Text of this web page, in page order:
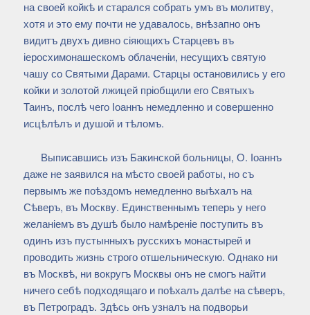
на своей койкѣ и старался собрать умъ въ молитву,
хотя и это ему почти не удавалось, внѣзапно онъ
видитъ двухъ дивно сіяющихъ Старцевъ въ
іеросхимонашескомъ облаченіи, несущихъ святую
чашу со Святыми Дарами. Старцы остановились у его
койки и золотой лжицей пріобщили его Святыхъ
Таинъ, послѣ чего Іоаннъ немедленно и совершенно
исцѣлѣлъ и душой и тѣломъ.
Выписавшись изъ Бакинской больницы, О. Іоаннъ
даже не заявился на мѣсто своей работы, но съ
первымъ же поѣздомъ немедленно выѣхалъ на
Сѣверъ, въ Москву. Единственнымъ теперь у него
желаніемъ въ душѣ было намѣреніе поступить въ
одинъ изъ пустынныхъ русскихъ монастырей и
проводить жизнь строго отшельническую. Однако ни
въ Москвѣ, ни вокругъ Москвы онъ не смогъ найти
ничего себѣ подходящаго и поѣхалъ далѣе на сѣверъ,
въ Петроградъ. Здѣсь онъ узналъ на подворьи